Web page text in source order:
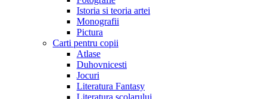
Istoria si teoria artei
Monografii
Pictura
Carti pentru copii
Atlase
Duhovnicesti
Jocuri
Literatura Fantasy
Literatura scolarului